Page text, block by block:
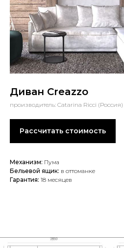
Диван Creazzo
производитель: Catarina Ricci (Россия)
Рассчитать стоимость
Механизм: Пума
Бельевой ящик: в оттоманке
Гарантия: 18 месяцев